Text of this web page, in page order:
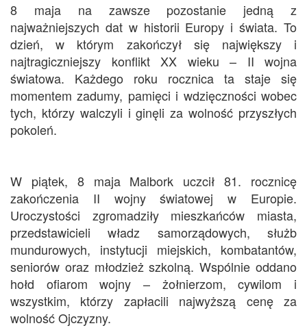
8 maja na zawsze pozostanie jedną z
najważniejszych dat w historii Europy i świata. To
dzień, w którym zakończył się największy i
najtragiczniejszy konflikt XX wieku – II wojna
światowa. Każdego roku rocznica ta staje się
momentem zadumy, pamięci i wdzięczności wobec
tych, którzy walczyli i ginęli za wolność przyszłych
pokoleń.
W piątek, 8 maja Malbork uczcił 81. rocznicę
zakończenia II wojny światowej w Europie.
Uroczystości zgromadziły mieszkańców miasta,
przedstawicieli władz samorządowych, służb
mundurowych, instytucji miejskich, kombatantów,
seniorów oraz młodzież szkolną. Wspólnie oddano
hołd ofiarom wojny – żołnierzom, cywilom i
wszystkim, którzy zapłacili najwyższą cenę za
wolność Ojczyzny.